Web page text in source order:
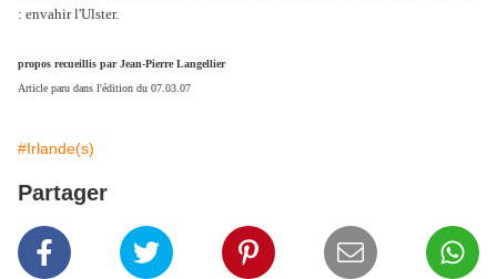
: envahir l'Ulster.
propos recueillis par Jean-Pierre Langellier
Article paru dans l'édition du 07.03.07
#Irlande(s)
Partager